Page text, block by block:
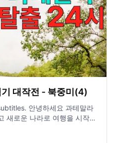
대작전 - 북중미(4)
요 과테말라
새로운 나라로 여행을 시작했
알려드릴게요. 감사합니다. -